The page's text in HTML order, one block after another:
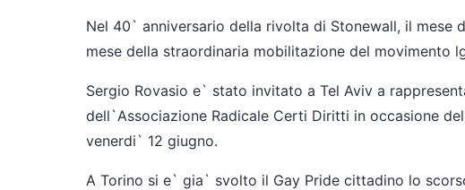
Nel 40` anniversario della rivolta di Stonewall, il
mese della straordinaria mobilitazione del movimento
Sergio Rovasio e` stato invitato a Tel Aviv a
dell`Associazione Radicale Certi Diritti in occasione
venerdi` 12 giugno.
A Torino si e` gia` svolto il Gay Pride cittadino lo